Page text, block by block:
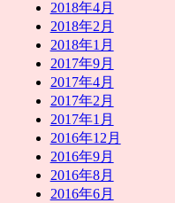
2018年4月
2018年2月
2018年1月
2017年9月
2017年4月
2017年2月
2017年1月
2016年12月
2016年9月
2016年8月
2016年6月